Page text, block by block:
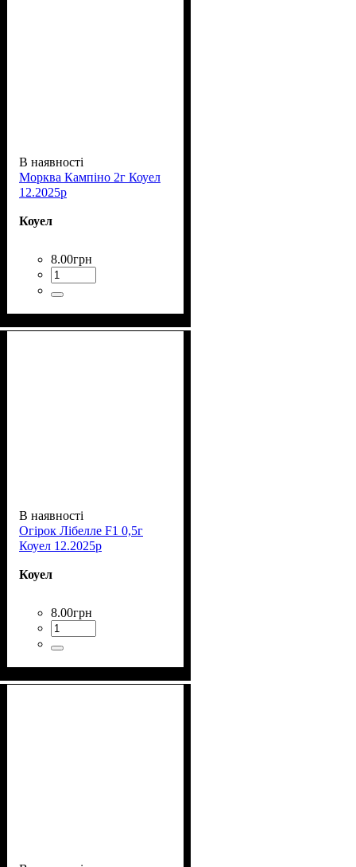
В наявності
Морква Кампіно 2г Коуел
12.2025р
Коуел
8.00грн
В наявності
Огірок Лібелле F1 0,5г
Коуел 12.2025р
Коуел
8.00грн